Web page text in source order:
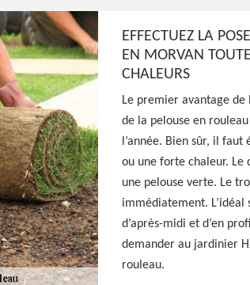
pose de gazon en rouleau, fournit
EFFECTUEZ LA
EN MORVAN
CHALEURS
Le premier avantage de
de la pelouse en
l’année. Bien sûr, il
ou une forte chaleur. Le
une pelouse verte. Le
immédiatement. L’idéal
d’après-midi et d’en
demander au jardinier
rouleau.